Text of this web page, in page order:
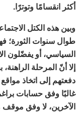
أكثر انقسامًا وتوترًا.
وبين هذه الكتل
طوال سنوات الثورة؛
السياسي، أو يفضّلون
إلا أنّ المرحلة
دفعتهم إلى اتخاذ
غالبًا وفق حسابات
الآخرين، لا وفق